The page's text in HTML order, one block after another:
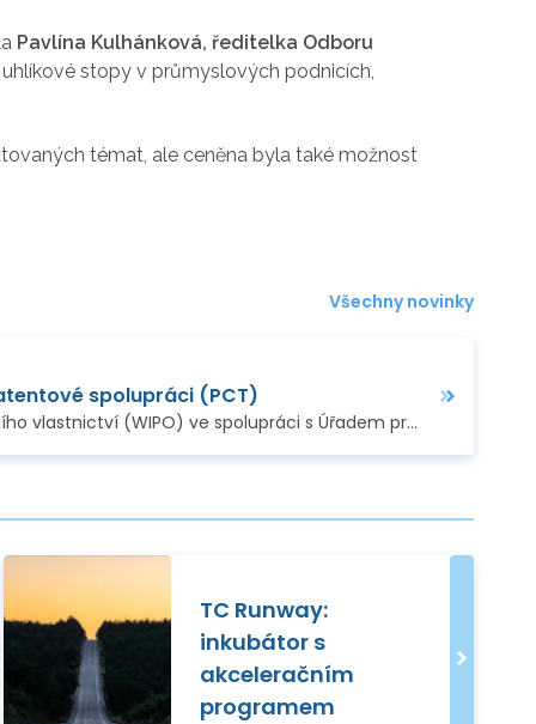
Pavlína Kulhánková, ředitelka Odboru
stopy v průmyslových podnicích,
témat, ale ceněna byla také možnost
Všechny novinky
spolupráci (PCT)
Světová organizace duševního vlastnictví (WIPO) ve spolupráci s Úřadem průmyslového vlastnictví a Visegrádským patentovým institutem pořádají
TC Runway:
inkubátor s
akceleračním
programem